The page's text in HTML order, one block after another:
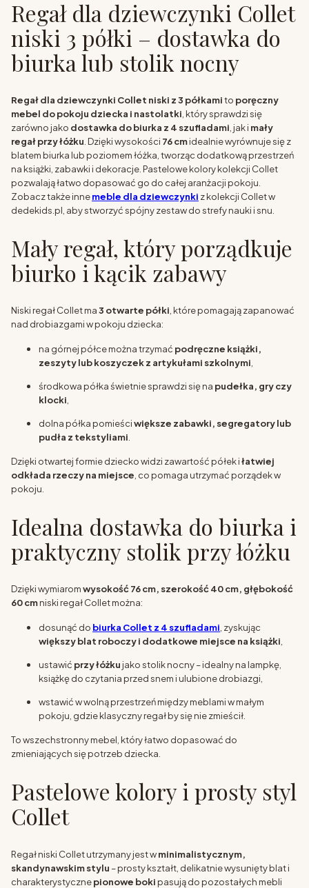
Regał dla dziewczynki Collet
niski 3 półki – dostawka do
biurka lub stolik nocny
Regał dla dziewczynki Collet niski z 3 półkamito poręczny
mebel do pokoju dziecka i nastolatki, który sprawdzi się
zarówno jako dostawka do biurka z 4 szufladami, jak i mały
regał przy łóżku. Dzięki wysokości 76 cmidealnie wyrównuje się z
blatem biurka lub poziomem łóżka, tworząc dodatkową przestrzeń
na książki, zabawki i dekoracje. Pastelowe kolory kolekcji Collet
pozwalają łatwo dopasować go do całej aranżacji pokoju.
Zobacz także innemeble dla dziewczynki z kolekcji Collet w
dedekids.pl, aby stworzyć spójny zestaw do strefy nauki i snu.
Mały regał, który porządkuje
biurko i kącik zabawy
Niski regał Collet ma3 otwarte półki, które pomagają zapanować
nad drobiazgami w pokoju dziecka:
na górnej półce można trzymać podręczne książki,
zeszyty lub koszyczek z artykułami szkolnymi,
środkowa półka świetnie sprawdzi się na pudełka, gry czy
klocki,
dolna półka pomieściwiększe zabawki, segregatory lub
pudła z tekstyliami.
Dzięki otwartej formie dziecko widzi zawartość półek iłatwiej
odkłada rzeczy na miejsce, co pomaga utrzymać porządek w
pokoju.
Idealna dostawka do biurka i
praktyczny stolik przy łóżku
Dzięki wymiaromwysokość 76 cm, szerokość 40 cm, głębokość
60 cmniski regał Collet można:
dosunąć do biurka Collet z 4 szufladami, zyskując
większy blat roboczy i dodatkowe miejsce na książki,
ustawić przy łóżku jako stolik nocny – idealny na lampkę,
książkę do czytania przed snem i ulubione drobiazgi,
wstawić w wolną przestrzeń między meblami w małym
pokoju, gdzie klasyczny regał by się nie zmieścił.
To wszechstronny mebel, który łatwo dopasować do
zmieniających się potrzeb dziecka.
Pastelowe kolory i prosty styl
Collet
Regał niski Collet utrzymany jest wminimalistycznym,
skandynawskim stylu – prosty kształt, delikatnie wysunięty blat i
charakterystycznepionowe boki pasują do pozostałych mebli